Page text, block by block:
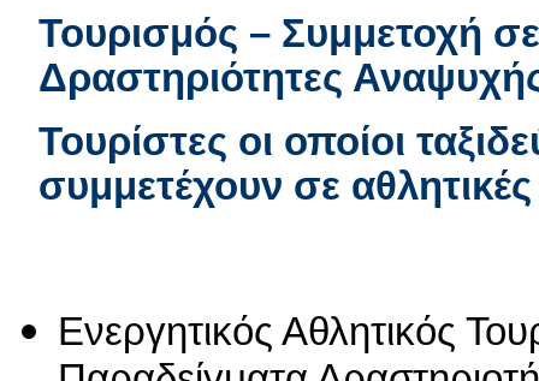
Τουρισμός – Συμμετοχή
Δραστηριότητες
Τουρίστες οι οποίοι
συμμετέχουν σε
Ενεργητικός Αθλητικός